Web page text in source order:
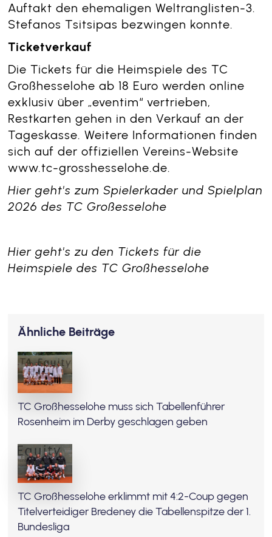
Auftakt den ehemaligen Weltranglisten-3.
Stefanos Tsitsipas bezwingen konnte.
Ticketverkauf
Die Tickets für die Heimspiele des TC
Großhesselohe ab 18 Euro werden online
exklusiv über „eventim“ vertrieben,
Restkarten gehen in den Verkauf an der
Tageskasse. Weitere Informationen finden
sich auf der offiziellen Vereins-Website
www.tc-grosshesselohe.de.
Hier geht's zum Spielerkader und Spielplan
2026 des TC Großesselohe
Hier geht's zu den Tickets für die
Heimspiele des TC Großhesselohe
Ähnliche Beiträge
TC Großhesselohe muss sich Tabellenführer
Rosenheim im Derby geschlagen geben
TC Großhesselohe erklimmt mit 4:2-Coup gegen
Titelverteidiger Bredeney die Tabellenspitze der 1.
Bundesliga